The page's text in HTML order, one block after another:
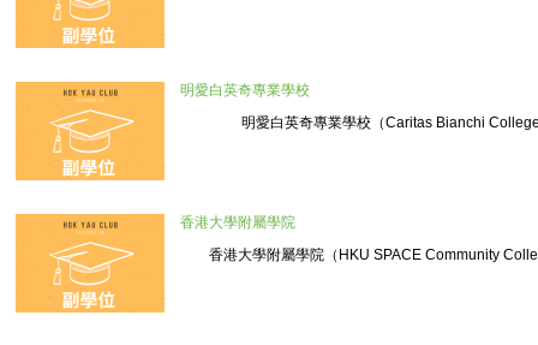
明愛白英奇專業學校
明愛白英奇專業學校（Caritas Bianchi College
香港大學附屬學院
香港大學附屬學院（HKU SPACE Community